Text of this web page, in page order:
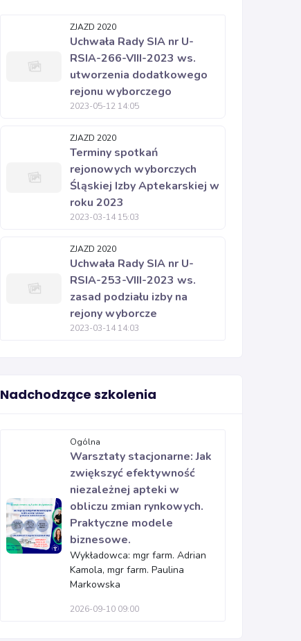
ZJAZD 2020
Uchwała Rady SIA nr U-
RSIA-266-VIII-2023 ws.
utworzenia dodatkowego
rejonu wyborczego
2023-05-12 14:05
ZJAZD 2020
Terminy spotkań
rejonowych wyborczych
Śląskiej Izby Aptekarskiej w
roku 2023
2023-03-14 15:03
ZJAZD 2020
Uchwała Rady SIA nr U-
RSIA-253-VIII-2023 ws.
zasad podziału izby na
rejony wyborcze
2023-03-14 14:03
Nadchodzące szkolenia
Ogólna
Warsztaty stacjonarne: Jak
zwiększyć efektywność
niezależnej apteki w
obliczu zmian rynkowych.
Praktyczne modele
biznesowe.
Wykładowca: mgr farm. Adrian
Kamola, mgr farm. Paulina
Markowska
2026-09-10 09:00